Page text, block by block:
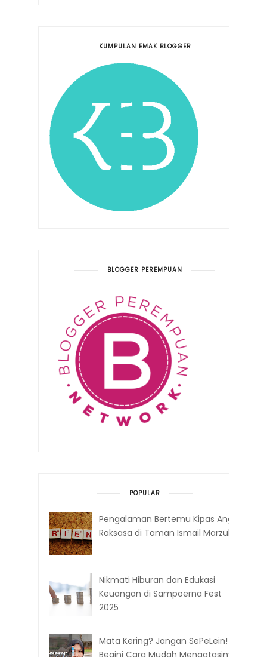
KUMPULAN EMAK BLOGGER
BLOGGER PEREMPUAN
POPULAR
Pengalaman Bertemu Kipas Angin
Raksasa di Taman Ismail Marzuki
Nikmati Hiburan dan Edukasi
Keuangan di Sampoerna Fest
2025
Mata Kering? Jangan SePeLein!
Begini Cara Mudah Mengatasinya